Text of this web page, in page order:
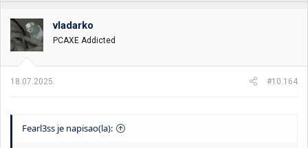
o
v
a
n
:
vladarko
PCAXE Addicted
18.07.2025. #10.164
Fearl3ss je napisao(la):